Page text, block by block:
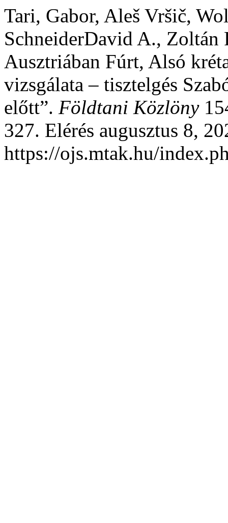
Tari, Gabor, Aleš Vršič,
SchneiderDavid A., Zoltán
Ausztriában Fúrt, Alsó
vizsgálata – tisztelgés
előtt”. Földtani Közlöny
327. Elérés augusztus 8,
https://ojs.mtak.hu/